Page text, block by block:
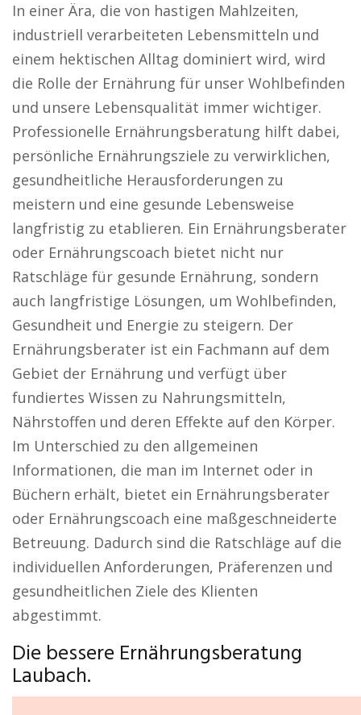
In einer Ära, die von hastigen Mahlzeiten,
industriell verarbeiteten Lebensmitteln und
einem hektischen Alltag dominiert wird, wird
die Rolle der Ernährung für unser Wohlbefinden
und unsere Lebensqualität immer wichtiger.
Professionelle Ernährungsberatung hilft dabei,
persönliche Ernährungsziele zu verwirklichen,
gesundheitliche Herausforderungen zu
meistern und eine gesunde Lebensweise
langfristig zu etablieren. Ein Ernährungsberater
oder Ernährungscoach bietet nicht nur
Ratschläge für gesunde Ernährung, sondern
auch langfristige Lösungen, um Wohlbefinden,
Gesundheit und Energie zu steigern. Der
Ernährungsberater ist ein Fachmann auf dem
Gebiet der Ernährung und verfügt über
fundiertes Wissen zu Nahrungsmitteln,
Nährstoffen und deren Effekte auf den Körper.
Im Unterschied zu den allgemeinen
Informationen, die man im Internet oder in
Büchern erhält, bietet ein Ernährungsberater
oder Ernährungscoach eine maßgeschneiderte
Betreuung. Dadurch sind die Ratschläge auf die
individuellen Anforderungen, Präferenzen und
gesundheitlichen Ziele des Klienten
abgestimmt.
Die bessere Ernährungsberatung
Laubach.